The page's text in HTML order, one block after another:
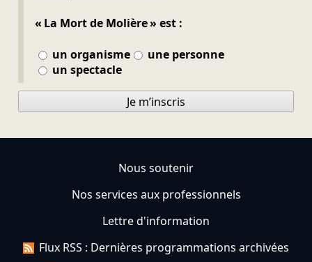
« La Mort de Molière » est :
un organisme
une personne
un spectacle
Je m’inscris
Nous soutenir
Nos services aux professionnels
Lettre d'information
Flux RSS : Dernières programmations archivées